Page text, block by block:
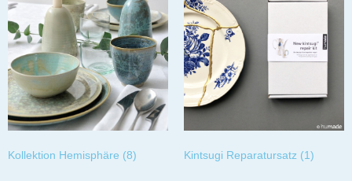
Kollektion Hemisphäre (8) Kintsugi Reparatursatz (1)